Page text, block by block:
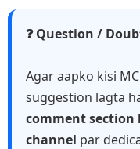
❓ Question /
Agar aapko kisi
suggestion lagta
comment section
channel par